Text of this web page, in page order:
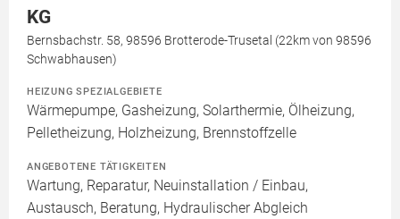
KG
Bernsbachstr. 58, 98596 Brotterode-Trusetal (22km von 98596
Schwabhausen)
HEIZUNG SPEZIALGEBIETE
Wärmepumpe, Gasheizung, Solarthermie, Ölheizung,
Pelletheizung, Holzheizung, Brennstoffzelle
ANGEBOTENE TÄTIGKEITEN
Wartung, Reparatur, Neuinstallation / Einbau,
Austausch, Beratung, Hydraulischer Abgleich